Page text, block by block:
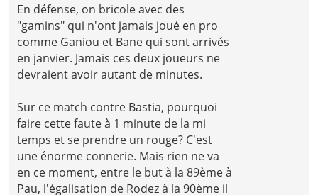
En défense, on bricole avec des
"gamins" qui n'ont jamais joué en pro
comme Ganiou et Bane qui sont arrivés
en janvier. Jamais ces deux joueurs ne
devraient avoir autant de minutes.
Sur ce match contre Bastia, pourquoi
faire cette faute à 1 minute de la mi
temps et se prendre un rouge? C'est
une énorme connerie. Mais rien ne va
en ce moment, entre le but à la 89ème à
Pau, l'égalisation de Rodez à la 90ème il